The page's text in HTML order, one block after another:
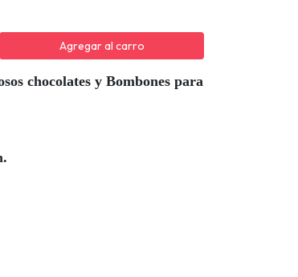
Agregar al carro
chocolates y Bombones para